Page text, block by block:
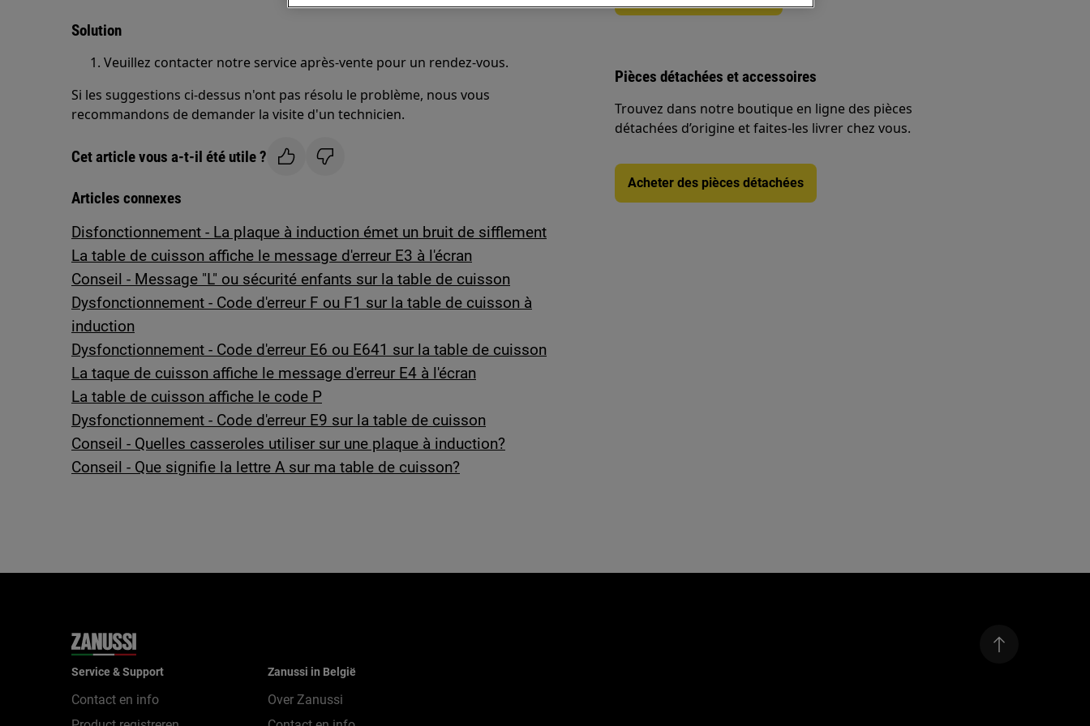
Solution
Veuillez contacter notre service après-vente pour un rendez-vous.
Si les suggestions ci-dessus n'ont pas résolu le problème, nous vous
recommandons de demander la visite d'un technicien.
Cet article vous a-t-il été utile ?
Articles connexes
Disfonctionnement - La plaque à induction émet un bruit de sifflement
La table de cuisson affiche le message d'erreur E3 à l'écran
Conseil - Message "L" ou sécurité enfants sur la table de cuisson
Dysfonctionnement - Code d'erreur F ou F1 sur la table de cuisson à
induction
Dysfonctionnement - Code d'erreur E6 ou E641 sur la table de cuisson
La taque de cuisson affiche le message d'erreur E4 à l'écran
La table de cuisson affiche le code P
Dysfonctionnement - Code d'erreur E9 sur la table de cuisson
Conseil - Quelles casseroles utiliser sur une plaque à induction?
Conseil - Que signifie la lettre A sur ma table de cuisson?
Pièces détachées et accessoires
Trouvez dans notre boutique en ligne des pièces
détachées d’origine et faites-les livrer chez vous.
Acheter des pièces détachées
Service & Support
Contact en info
Zanussi in België
Over Zanussi